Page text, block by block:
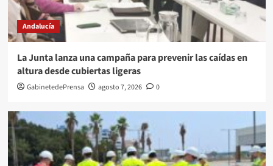
Andalucía
La Junta lanza una campaña para prevenir las caídas en
altura desde cubiertas ligeras
GabinetedePrensa agosto 7, 2026 0